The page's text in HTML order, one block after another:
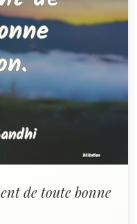
de toute bonne